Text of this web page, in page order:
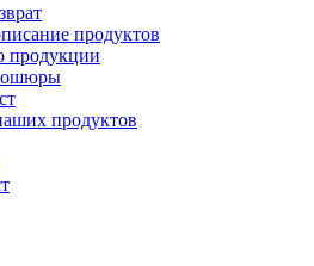
продуктов
продукции
продуктов